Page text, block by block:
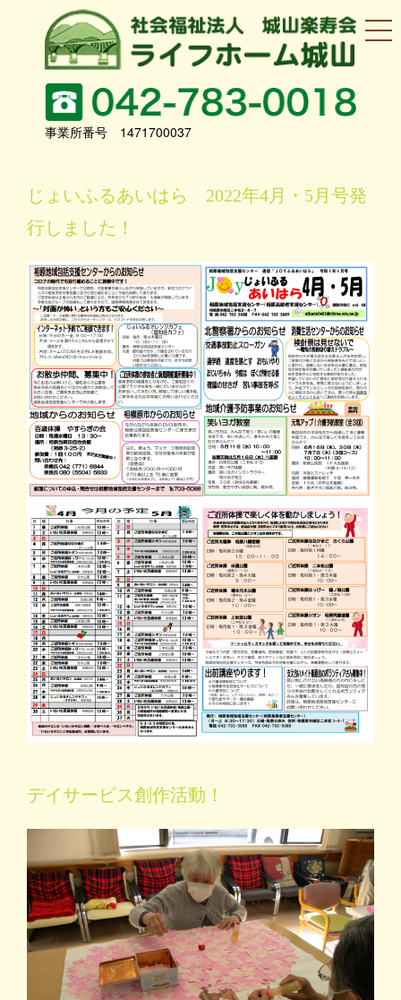
事業所番号 1471700037
じょいふるあいはら 2022年4月・5月号発
行しました！
デイサービス創作活動！